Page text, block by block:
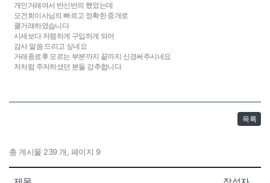
개인거래여서 반신반의 했었는데
오건희이사님의 빠르고 정확한 중개로
쿨거래하였습니다
시세보다 저렴하게 구입하게 되어
감사 말씀 드리고 싶네요
거래종료후 모르는 부분까지 끝까지 신경써주시네요
저처럼 주저하셨던 분들 강추합니다
목록
총 게시물 239 개, 페이지 9